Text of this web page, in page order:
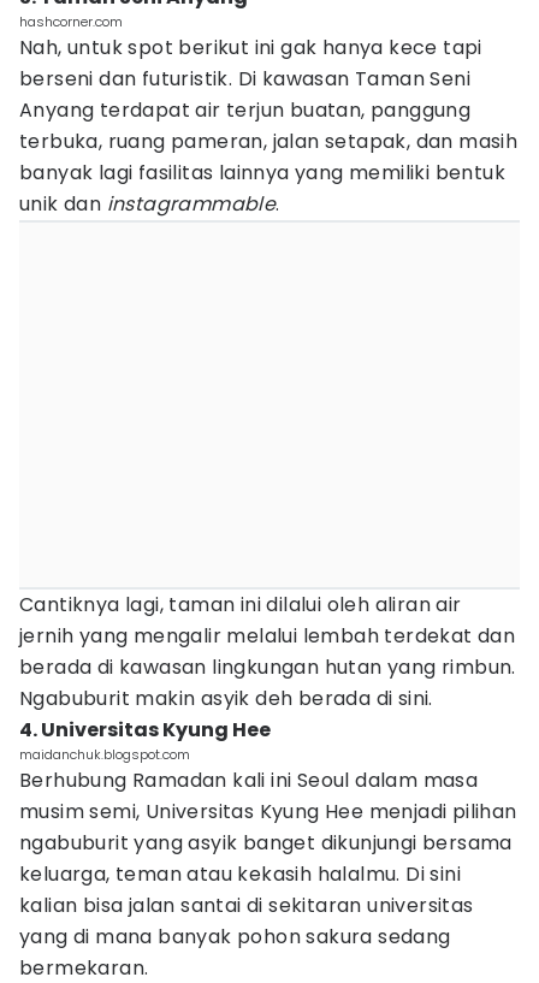
hashcorner.com
Nah, untuk spot berikut ini gak hanya kece tapi
berseni dan futuristik. Di kawasan Taman Seni
Anyang terdapat air terjun buatan, panggung
terbuka, ruang pameran, jalan setapak, dan masih
banyak lagi fasilitas lainnya yang memiliki bentuk
unik dan instagrammable.
Cantiknya lagi, taman ini dilalui oleh aliran air
jernih yang mengalir melalui lembah terdekat dan
berada di kawasan lingkungan hutan yang rimbun.
Ngabuburit makin asyik deh berada di sini.
4. Universitas Kyung Hee
maidanchuk.blogspot.com
Berhubung Ramadan kali ini Seoul dalam masa
musim semi, Universitas Kyung Hee menjadi pilihan
ngabuburit yang asyik banget dikunjungi bersama
keluarga, teman atau kekasih halalmu. Di sini
kalian bisa jalan santai di sekitaran universitas
yang di mana banyak pohon sakura sedang
bermekaran.